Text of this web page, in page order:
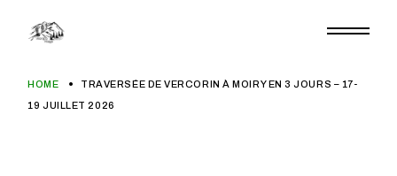
contenu
HOME
TRAVERSÉE DE VERCORIN À MOIRY EN 3 JOURS – 17-
19 JUILLET 2026